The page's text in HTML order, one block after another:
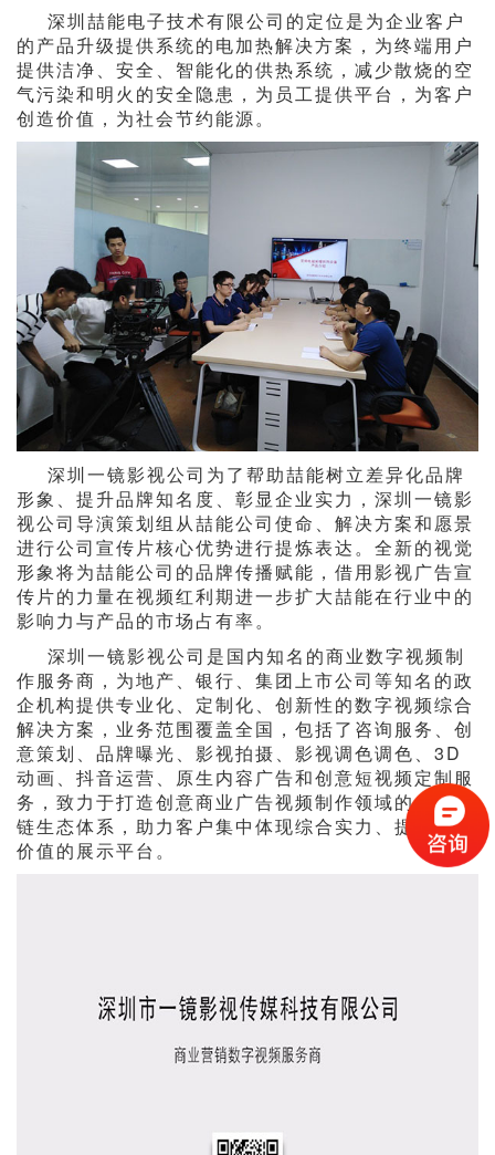
深圳喆能电子技术有限公司的定位是为企业客户
的产品升级提供系统的电加热解决方案，为终端用户
提供洁净、安全、智能化的供热系统，减少散烧的空
气污染和明火的安全隐患，为员工提供平台，为客户
创造价值，为社会节约能源。
深圳一镜影视公司为了帮助喆能树立差异化品牌
形象、提升品牌知名度、彰显企业实力，深圳一镜影
视公司导演策划组从喆能公司使命、解决方案和愿景
进行公司宣传片核心优势进行提炼表达。全新的视觉
形象将为喆能公司的品牌传播赋能，借用影视广告宣
传片的力量在视频红利期进一步扩大喆能在行业中的
影响力与产品的市场占有率。
深圳一镜影视公司是国内知名的商业数字视频制
作服务商，为地产、银行、集团上市公司等知名的政
企机构提供专业化、定制化、创新性的数字视频综合
解决方案，业务范围覆盖全国，包括了咨询服务、创
意策划、品牌曝光、影视拍摄、影视调色调色、3D
动画、抖音运营、原生内容广告和创意短视频定制服
务，致力于打造创意商业广告视频制作领域的全产业
链生态体系，助力客户集中体现综合实力、提升品牌
价值的展示平台。